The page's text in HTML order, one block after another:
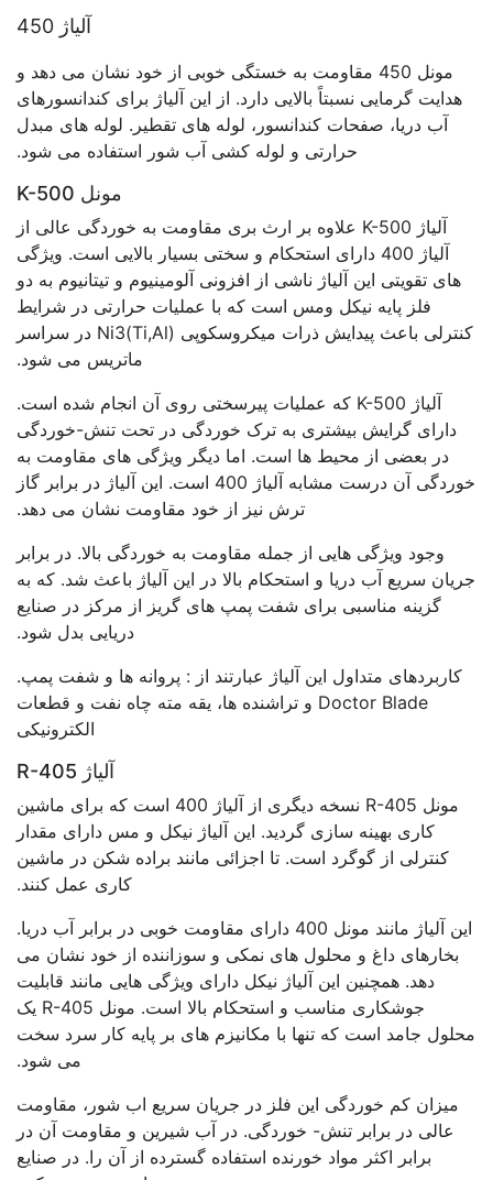
آلیاژ 450
مونل 450 مقاومت به خستگی خوبی از خود نشان می دهد و
هدایت گرمایی نسبتاً بالایی دارد. از این آلیاژ برای کندانسورهای
آب دریا، صفحات کندانسور، لوله های تقطیر. لوله های مبدل
حرارتی و لوله کشی آب شور استفاده می شود.
مونل K-500
آلیاژ K-500 علاوه بر ارث بری مقاومت به خوردگی عالی از
آلیاژ 400 دارای استحکام و سختی بسیار بالایی است. ویژگی
های تقویتی این آلیاژ ناشی از افزونی آلومینیوم و تیتانیوم به دو
فلز پایه نیکل ومس است که با عملیات حرارتی در شرایط
کنترلی باعث پیدایش ذرات میکروسکوپی (Ti,Al)Ni3 در سراسر
ماتریس می شود.
آلیاژ K-500 که عملیات پیرسختی روی آن انجام شده است.
دارای گرایش بیشتری به ترک خوردگی در تحت تنش-خوردگی
در بعضی از محیط ها است. اما دیگر ویژگی های مقاومت به
خوردگی آن درست مشابه آلیاژ 400 است. این آلیاژ در برابر گاز
ترش نیز از خود مقاومت نشان می دهد.
وجود ویژگی هایی از جمله مقاومت به خوردگی بالا. در برابر
جریان سریع آب دریا و استحکام بالا در این آلیاژ باعث شد. که به
گزینه مناسبی برای شفت پمپ های گریز از مرکز در صنایع
دریایی بدل شود.
کاربردهای متداول این آلیاژ عبارتند از : پروانه ها و شفت پمپ.
Doctor Blade و تراشنده ها، یقه مته چاه نفت و قطعات
الکترونیکی
آلیاژ R-405
مونل R-405 نسخه دیگری از آلیاژ 400 است که برای ماشین
کاری بهینه سازی گردید. این آلیاژ نیکل و مس دارای مقدار
کنترلی از گوگرد است. تا اجزائی مانند براده شکن در ماشین
کاری عمل کنند.
این آلیاژ مانند مونل 400 دارای مقاومت خوبی در برابر آب دریا.
بخارهای داغ و محلول های نمکی و سوزاننده از خود نشان می
دهد. همچنین این آلیاژ نیکل دارای ویژگی هایی مانند قابلیت
جوشکاری مناسب و استحکام بالا است. مونل R-405 یک
محلول جامد است که تنها با مکانیزم های بر پایه کار سرد سخت
می شود.
میزان کم خوردگی این فلز در جریان سریع اب شور، مقاومت
عالی در برابر تنش- خوردگی. در آب شیرین و مقاومت آن در
برابر اکثر مواد خورنده استفاده گسترده از آن را. در صنایع